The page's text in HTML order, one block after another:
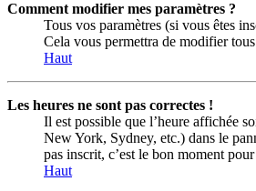
Comment modifier mes paramètres ?
Tous vos paramètres (si vous êtes
Cela vous permettra de modifier
Haut
Les heures ne sont pas correctes !
Il est possible que l’heure affichée
New York, Sydney, etc.) dans le
pas inscrit, c’est le bon moment
Haut